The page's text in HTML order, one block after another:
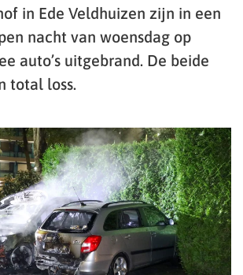
in Ede Veldhuizen zijn in een
nacht van woensdag op
auto’s uitgebrand. De beide
total loss.